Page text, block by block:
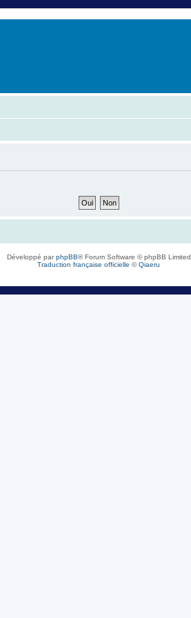
Développé parphpBB® Forum Software © phpBB Limited
Traduction française officielle ©Qiaeru